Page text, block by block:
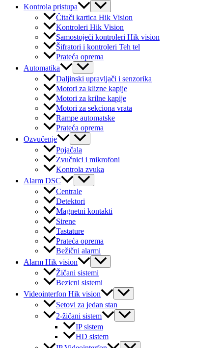
Kontrola pristupa
Menu
Toggle
Čitači kartica Hik Vision
Kontroleri Hik Vision
Samostojeći kontroleri Hik vision
Šifratori i kontroleri Teh tel
Prateća oprema
Automatika
Menu
Toggle
Daljinski upravljači i senzorika
Motori za klizne kapije
Motori za krilne kapije
Motori za sekciona vrata
Rampe automatske
Prateća oprema
Ozvučenje
Menu
Toggle
Pojačala
Zvučnici i mikrofoni
Kontrola zvuka
Alarm DSC
Menu
Toggle
Centrale
Detektori
Magnetni kontakti
Sirene
Tastature
Prateća oprema
Bežični alarmi
Alarm Hik vision
Menu
Toggle
Žičani sistemi
Bezicni sistemi
Videointerfon Hik vision
Menu
Toggle
Setovi za jedan stan
2-žičani sistem
Menu
Toggle
IP sistem
HD sistem
Menu